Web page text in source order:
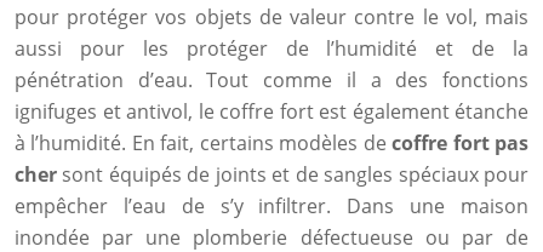
pour protéger vos objets de valeur contre le vol, mais
aussi pour les protéger de l’humidité et de la
pénétration d’eau. Tout comme il a des fonctions
ignifuges et antivol, le coffre fort est également étanche
à l’humidité. En fait, certains modèles decoffre fort pas
cher sont équipés de joints et de sangles spéciaux pour
empêcher l’eau de s’y infiltrer. Dans une maison
inondée par une plomberie défectueuse ou par de